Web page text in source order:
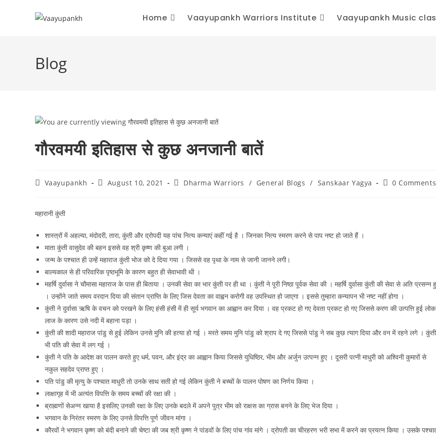
Home Vaayupankh Warriors Institute Vaayupankh Music
Blog
गौरवमयी इतिहास से कुछ अनजानी बातें
PostVaayupankh
PostAugust 10, 2021
PostDharma Warriors / General Blogs / Sanskaar Yagya
Post0 Comments
महारानी कुंती
शास्त्रों में अहल्या, मंदोदरी, तारा, कुंती और द्रोपदी यह पांच नित्य कन्याएं कहीं गई है । जिनका नित्य स्मरण करने से पाप नष्ट हो जाते हैं ।
माता कुंती वासुदेव की बहन इससे वह श्री कृष्ण की बुआ लगी ।
जन्म के पश्चात ही उन्हें महाराज कुंती भोज को दे दिया गया । जिससे वह पृथा के नाम से जानी जानने लगी।
बाल्यकाल से ही परिवारिक पृष्ठभूमि के कारण बहुत ही सेवाभावी थी ।
महर्षि दुर्वासा ने चौमासा महाराज के पास ही बिताया । उनकी सेवा का भार कुंती पर ही था । कुंती ने पूरी निष्ठा पूर्वक सेवा की । महर्षि दुर्वासा कुंती की सेवा से अति प्रसन्न
। उन्होंने जाते समय वरदान दिया की संतान प्राप्ति के लिए जिस देवता का वाह्वन करोगी वह उपस्थित हो जाएगा । इससे तुम्हारा कन्यापन भी नष्ट नहीं होगा ।
कुंती ने दुर्वासा ऋषि के वचन को परखने के लिए हंसी हंसी में ही सूर्य भगवान का आह्वान कर दिया । वह प्रकट हो गए देवता प्रकट हो गए जिससे करण की उत्पत्ति हुई लोक
लाज के कारण उसे नदी में बहाना पड़ा ।
कुंती की शादी महाराज पांडु से हुई लेकिन उनसे मुनि की हत्या हो गई । मरते समय मुनि पांडु को श्राप दे गए जिससे पांडु ने सब कुछ त्याग दिया और वन में रहने लगे । कुंती
भी पति की सेवा में लग गई ।
कुंती ने पति के आदेश का पालन करते हुए धर्म, पवन, और इंद्र का आह्वान किया जिससे युधिष्ठिर, भीम और अर्जुन उत्पन्न हुए । दूसरी पत्नी माधुरी को अश्विनी कुमारों से
नकुल सहदेव प्राप्त हुए ।
पति पांडु की मृत्यु के पश्चात माधुरी तो उनके साथ सती हो गई लेकिन कुंती ने बच्चों के पालन पोषण का निर्णय किया ।
लाक्षागृह में भी अत्यंत विपत्ति के समय बच्चों की रक्षा की ।
ब्राह्मणों सेअन्न खाया है इसलिए उनकी रक्षा के लिए उनके बदले में अपने पुत्र भीम को राक्षस का ग्रास बनने के लिए भेज दिया ।
भगवान के निरंतर स्मरण के लिए उनसे विपत्ति पूर्ण जीवन मांगा ।
कौरवों ने भगवान कृष्ण को बंदी बनाने की चेष्टा की जब श्री कृष्ण ने पांडवों के लिए पांच गांव मांगे । द्रोपती का चीरहरण भरी सभा में करने का प्रयत्न किया । उसके